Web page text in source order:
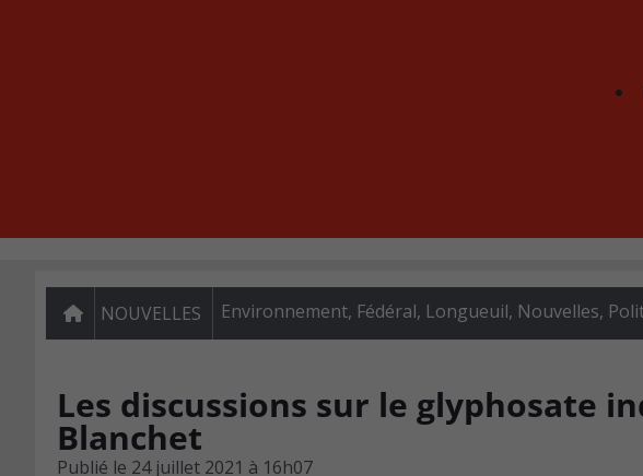
NOUVELLES Environnement, Fédéral, Longueuil, Nouvelles,
Les discussions sur le glyphosate
Blanchet
Publié le 24 juillet 2021 à 16h07